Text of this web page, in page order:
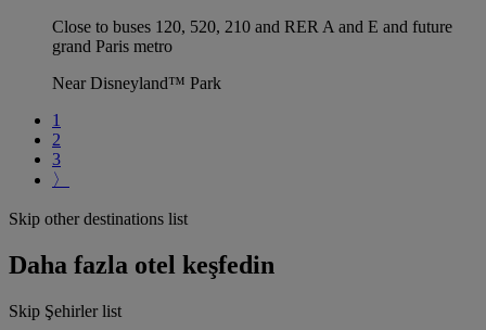
Close to buses 120, 520, 210 and RER A and E and future
grand Paris metro
Near Disneyland™ Park
1
2
3
〉
Skip other destinations list
Daha fazla otel keşfedin
Skip Şehirler list